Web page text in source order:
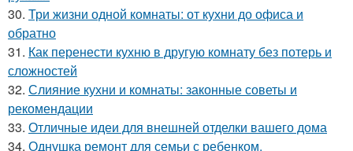
30. Три жизни одной комнаты: от кухни до офиса и
обратно
31. Как перенести кухню в другую комнату без потерь и
сложностей
32. Слияние кухни и комнаты: законные советы и
рекомендации
33. Отличные идеи для внешней отделки вашего дома
34. Однушка ремонт для семьи с ребенком.